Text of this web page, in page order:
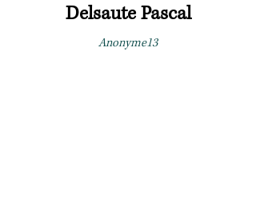
Delsaute Pascal
Anonyme13